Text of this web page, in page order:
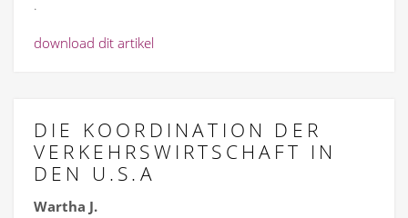
.
download dit artikel
DIE KOORDINATION DER
VERKEHRSWIRTSCHAFT IN
DEN U.S.A
Wartha J.